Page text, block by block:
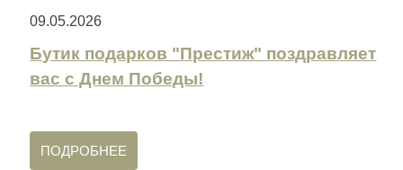
09.05.2026
Бутик подарков "Престиж" поздравляет
вас с Днем Победы!
ПОДРОБНЕЕ